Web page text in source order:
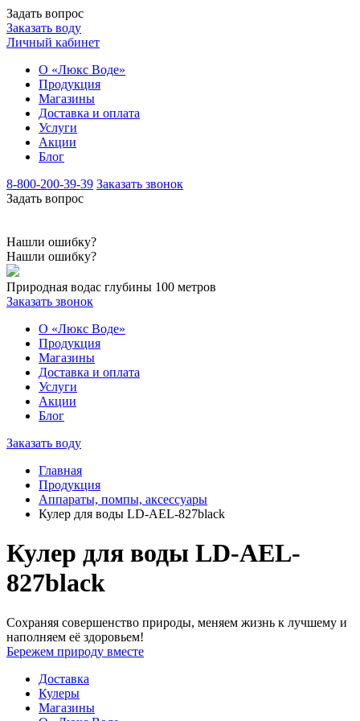
Задать вопрос
Заказать воду
Личный кабинет
О «Люкс Воде»
Продукция
Магазины
Доставка и оплата
Услуги
Акции
Блог
8-800-200-39-39 Заказать звонок
Задать вопрос
Нашли ошибку?
Нашли ошибку?
Природная водас глубины 100 метров
Заказать звонок
О «Люкс Воде»
Продукция
Магазины
Доставка и оплата
Услуги
Акции
Блог
Заказать воду
Главная
Продукция
Аппараты, помпы, аксессуары
Кулер для воды LD-AEL-827black
Кулер для воды LD-AEL-
827black
Сохраняя совершенство природы, меняем жизнь к лучшему и
наполняем её здоровьем!
Бережем природу вместе
Доставка
Кулеры
Магазины